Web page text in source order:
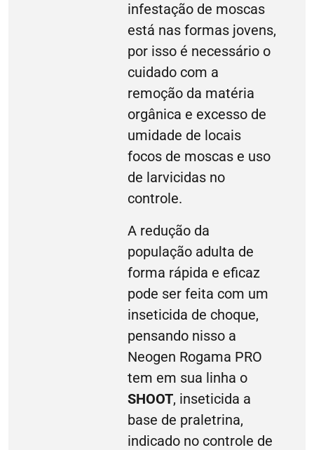
infestação de moscas
está nas formas jovens,
por isso é necessário o
cuidado com a
remoção da matéria
orgânica e excesso de
umidade de locais
focos de moscas e uso
de larvicidas no
controle.
A redução da
população adulta de
forma rápida e eficaz
pode ser feita com um
inseticida de choque,
pensando nisso a
Neogen Rogama PRO
tem em sua linha o
SHOOT, inseticida a
base de praletrina,
indicado no controle de